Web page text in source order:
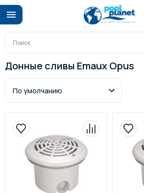
Донные сливы Emaux Opus